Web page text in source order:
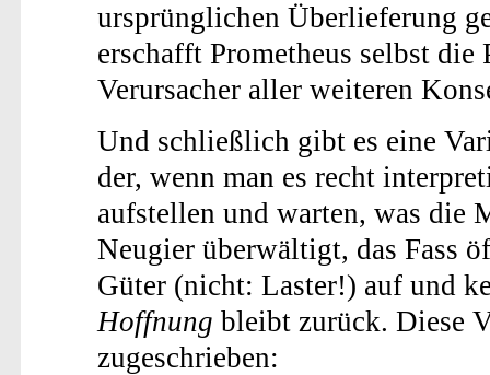
ursprünglichen Überlieferung
erschafft Prometheus selbst
Verursacher aller weiteren
Und schließlich gibt es eine
der, wenn man es recht
aufstellen und warten, was die
Neugier überwältigt, das Fass
Güter (nicht: Laster!) auf und
Hoffnung bleibt zurück. Diese
zugeschrieben: